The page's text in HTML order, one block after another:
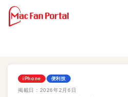
iPhone 便利技
掲載日： 2026年2月6日